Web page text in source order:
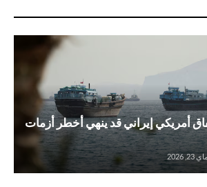
أمريكي إيراني قد ينهي أخطر أزمات
ماي 23, 2026